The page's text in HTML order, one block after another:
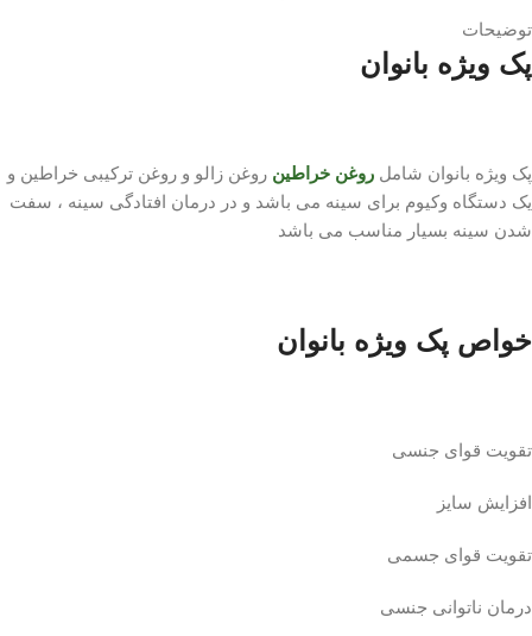
توضیحات
پک ویژه بانوان
پک ویژه بانوان شامل روغن خراطین روغن زالو و روغن ترکیبی خراطین و
یک دستگاه وکیوم برای سینه می باشد و در درمان افتادگی سینه ، سفت
شدن سینه بسیار مناسب می باشد
خواص پک ویژه بانوان
تقویت قوای جنسی
افزایش سایز
تقویت قوای جسمی
درمان ناتوانی جنسی